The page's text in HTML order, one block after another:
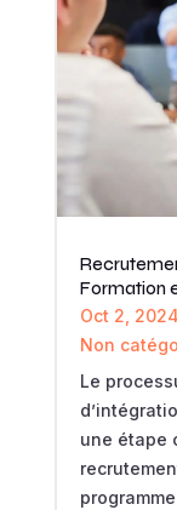
Formation
Oct 2, 2024
Non
Le
une étape